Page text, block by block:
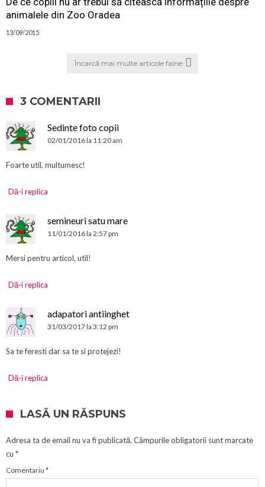
animalele din Zoo Oradea
13/09/2015
Încarcă mai multe articole faine
3 COMENTARII
Sedinte foto copii
02/01/2016 la 11:20 am
Foarte util, multumesc!
Dă-i replica
semineuri satu mare
11/01/2016 la 2:57 pm
Mersi pentru articol, util!
Dă-i replica
adapatori antiinghet
31/03/2017 la 3:12 pm
Sa te feresti dar sa te si protejezi!
Dă-i replica
LASĂ UN RĂSPUNS
Adresa ta de email nu va fi publicată. Câmpurile obligatorii sunt marcate
cu *
Comentariu *